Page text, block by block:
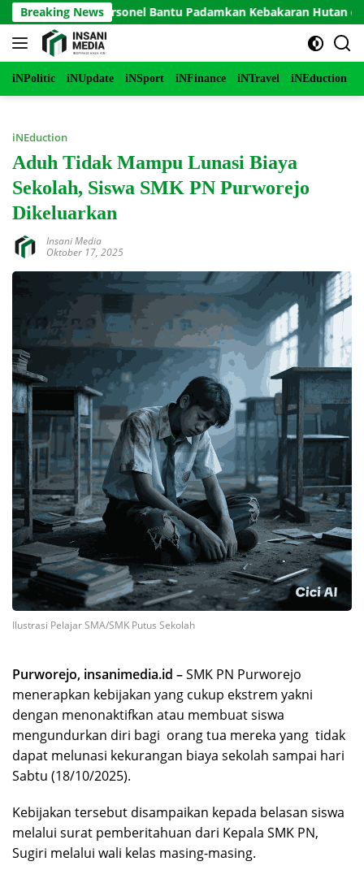
Langsung
ke
konten
Breaking News
Personel Bantu Padamkan Kebakaran Hutan di Gunung
iNPolitic iNUpdate iNSport iNFinance iNTravel iNEduction
iNEduction
Aduh Tidak Mampu Lunasi Biaya
Sekolah, Siswa SMK PN Purworejo
Dikeluarkan
Insani Media
Oktober 17, 2025
Ilustrasi Pelajar SMA/SMK Putus Sekolah
Purworejo, insanimedia.id –SMK PN Purworejo
menerapkan kebijakan yang cukup ekstrem yakni
dengan menonaktifkan atau membuat siswa
mengundurkan diri bagi orang tua mereka yang tidak
dapat melunasi kekurangan biaya sekolah sampai hari
Sabtu (18/10/2025).
Kebijakan tersebut disampaikan kepada belasan siswa
melalui surat pemberitahuan dari Kepala SMK PN,
Sugiri melalui wali kelas masing-masing.